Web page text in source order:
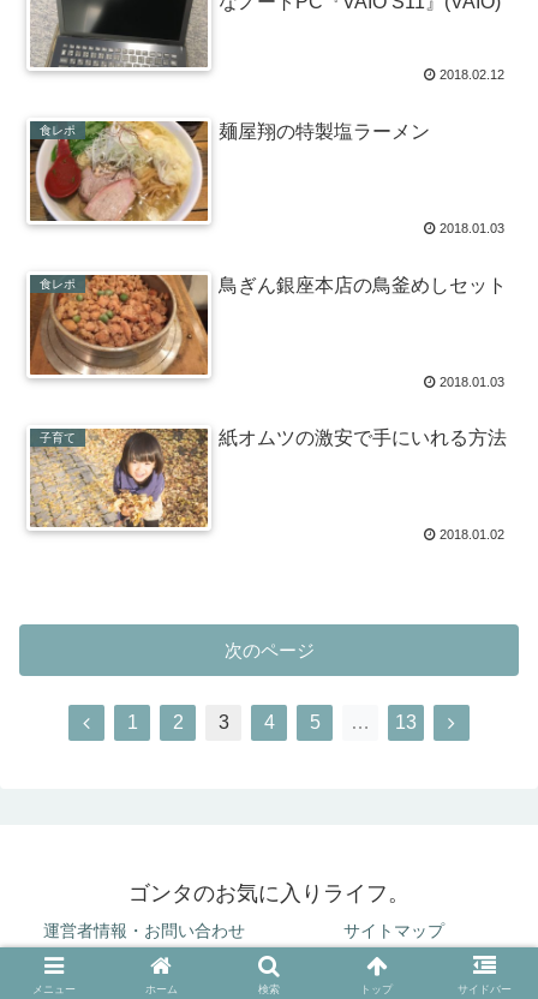
2018.02.12
食レポ 麺屋翔の特製塩ラーメン
2018.01.03
食レポ 鳥ぎん銀座本店の鳥釜めしセット
2018.01.03
子育て 紙オムツの激安で手にいれる方法
2018.01.02
次のページ
前
1 2 3 4 5 … 13
次
ゴンタのお気に入りライフ。
運営者情報・お問い合わせ サイトマップ
© 2015 ゴンタのお気に入りライフ。.
メニュー ホーム 検索 トップ サイドバー